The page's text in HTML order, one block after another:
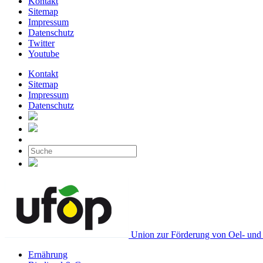
Sitemap
Impressum
Datenschutz
Twitter
Youtube
Kontakt
Sitemap
Impressum
Datenschutz
Union zur Förderung von Oel-
Ernährung